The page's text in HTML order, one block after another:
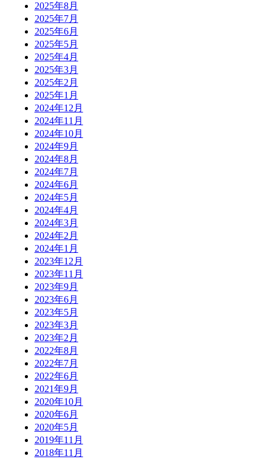
2025年8月
2025年7月
2025年6月
2025年5月
2025年4月
2025年3月
2025年2月
2025年1月
2024年12月
2024年11月
2024年10月
2024年9月
2024年8月
2024年7月
2024年6月
2024年5月
2024年4月
2024年3月
2024年2月
2024年1月
2023年12月
2023年11月
2023年9月
2023年6月
2023年5月
2023年3月
2023年2月
2022年8月
2022年7月
2022年6月
2021年9月
2020年10月
2020年6月
2020年5月
2019年11月
2018年11月